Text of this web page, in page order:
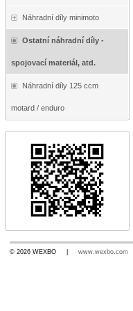
Náhradní díly minimoto
Ostatní náhradní díly -
spojovací materiál, atd.
Náhradní díly 125 ccm
motard / enduro
© 2026 WEXBO | www.wexbo.com